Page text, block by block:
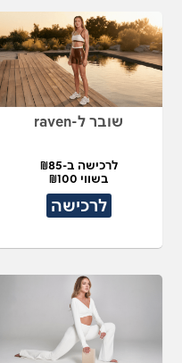
שובר ל-raven
לרכישה ב-₪85
בשווי ₪100
לרכישה